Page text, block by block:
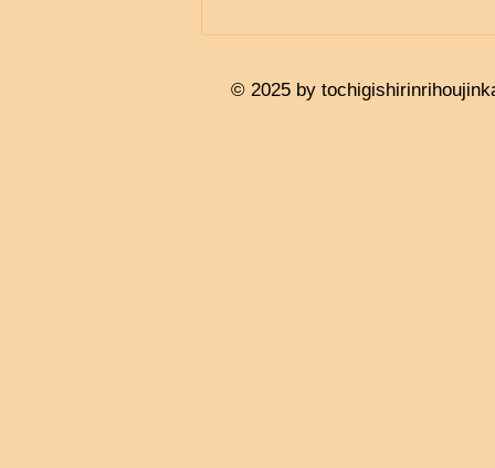
© 2025 by tochigishirinrihouj